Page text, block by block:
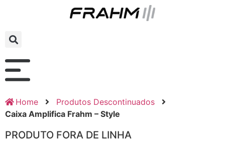
Home
Produtos Descontinuados
Caixa Amplifica Frahm – Style
PRODUTO FORA DE LINHA